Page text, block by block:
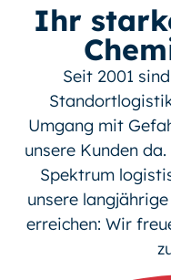
Ihr
Seit 2001
Umgang mit
unsere Kunden
Spektrum
unsere
erreichen: Wir